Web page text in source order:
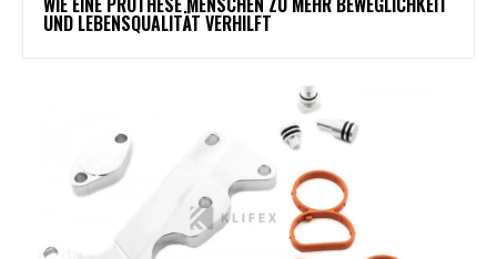
UND LEBENSQUALITÄT VERHILFT